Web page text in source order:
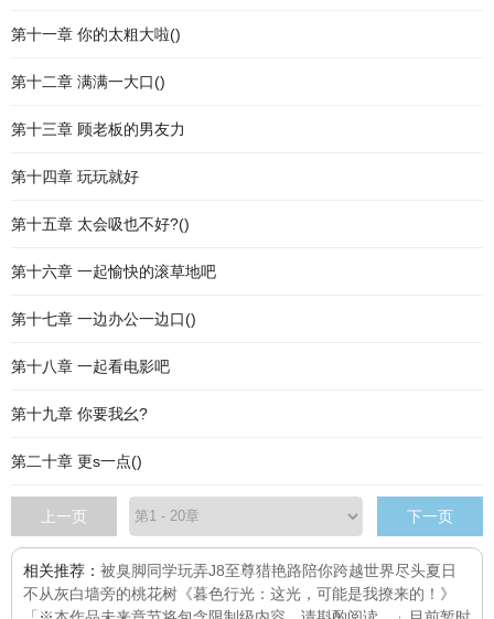
第十一章 你的太粗大啦()
第十二章 满满一大口()
第十三章 顾老板的男友力
第十四章 玩玩就好
第十五章 太会吸也不好?()
第十六章 一起愉快的滚草地吧
第十七章 一边办公一边口()
第十八章 一起看电影吧
第十九章 你要我幺?
第二十章 更s一点()
上一页 下一页
相关推荐： 被臭脚同学玩弄J8至尊猎艳路陪你跨越世界尽头夏日
不从灰白墙旁的桃花树 《暮色行光：这光，可能是我撩来的！》